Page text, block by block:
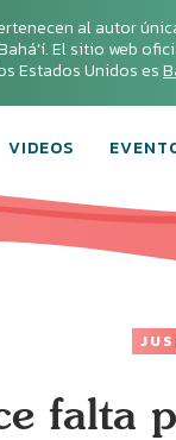
al autor
El sitio web
Estados Unidos es
VIDEOS
falta